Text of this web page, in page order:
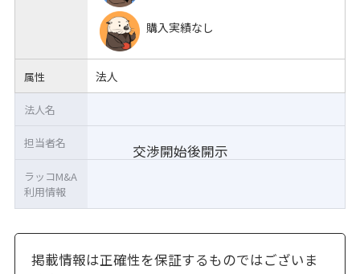
購入実績なし
属性 法人
交渉開始後開示
法人名
担当者名
ラッコM&A
利用情報
掲載情報は正確性を保証するものではございま